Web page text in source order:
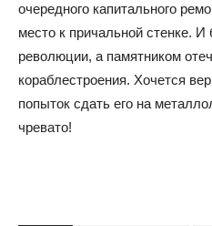
очередного капитального
место к причальной стенке.
революции, а памятником
кораблестроения. Хочется
попыток сдать его на
чревато!